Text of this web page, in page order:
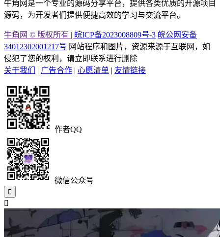
牛角网是一个专业的源码分享平台，提供各类优质的开源项目
源码，为开发者们提供便捷高效的学习与交流平台。
牛角网 © 版权所有 | 皖ICP备2023008809号-3 皖公网安备
34012302001217号 网站程序和图片，资源来源于互联网，如
侵犯了您的权利，请立即联系进行删除
关于我们
| 广告合作 | 心愿清单 | 友情链接
作者QQ
微信公众号